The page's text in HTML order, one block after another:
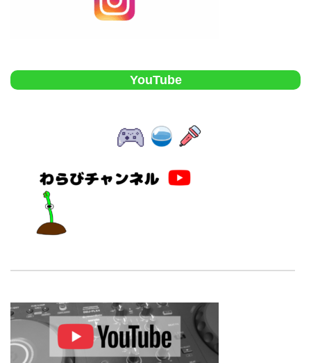
YouTube